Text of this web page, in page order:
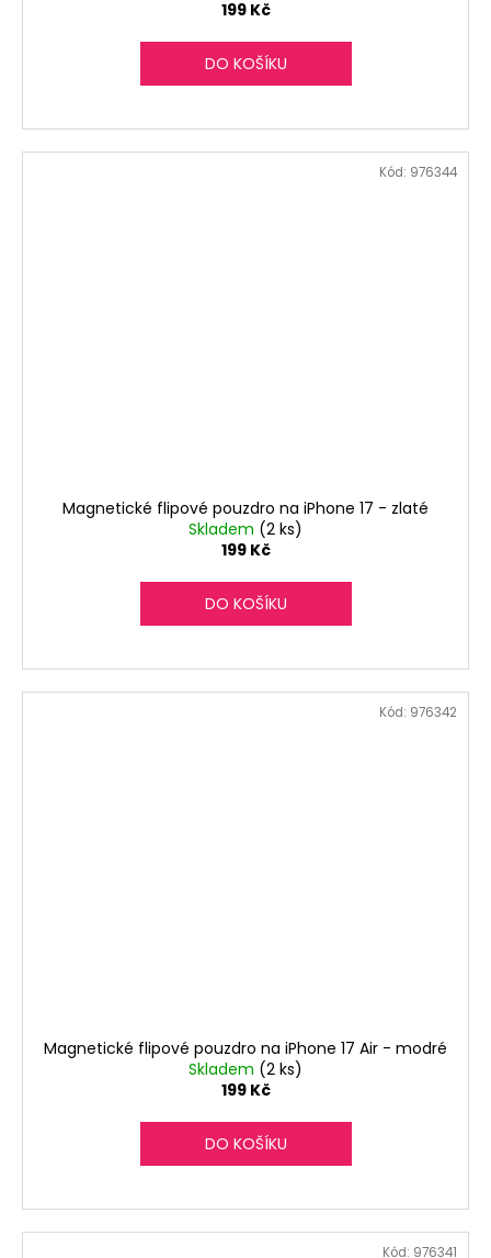
199 Kč
DO KOŠÍKU
Magnetické flipové pouzdro na iPhone 17 - zlaté
Skladem (2 ks)
199 Kč
DO KOŠÍKU
Kód: 976344
Magnetické flipové pouzdro na iPhone 17 Air - modré
Skladem (2 ks)
199 Kč
DO KOŠÍKU
Kód: 976342
Kód: 976341